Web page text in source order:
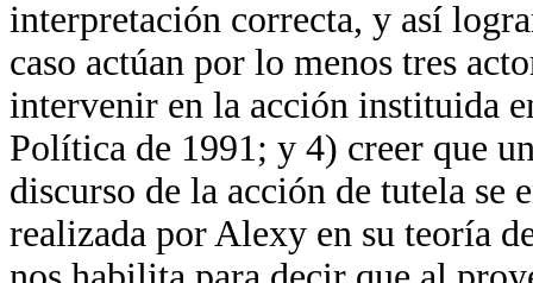
interpretación correcta, y así
caso actúan por lo menos tres
intervenir en la acción instituida
Política de 1991; y 4) creer que
discurso de la acción de tutela se
realizada por Alexy en su teoría